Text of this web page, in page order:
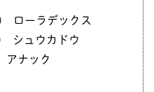
ローラデックス
シュウカドウ
ナック